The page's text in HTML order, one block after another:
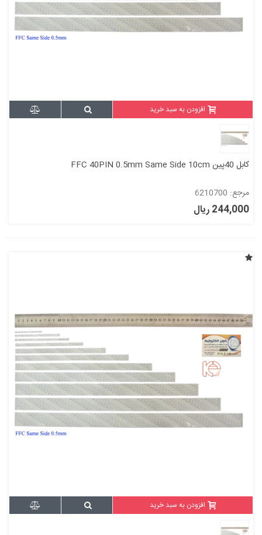
افزودن به سبد خرید
کابل 40پین FFC 40PIN 0.5mm Same Side 10cm
مرجع: 6210700
244,000 ریال
افزودن به سبد خرید